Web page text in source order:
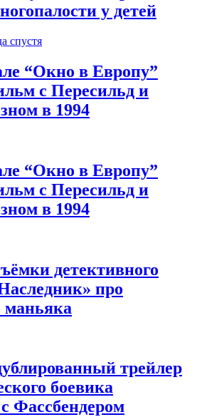
у детей
спустя
“Окно в Европу”
с Пересильд и
в 1994
“Окно в Европу”
с Пересильд и
в 1994
детективного
про
маньяка
трейлер
боевика
Фассбендером